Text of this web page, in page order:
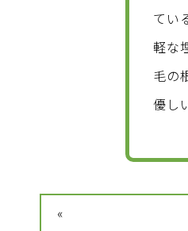
てい
軽な
毛の
優し
«